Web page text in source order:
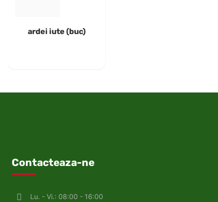
ardei iute (buc)
Contacteaza-ne
Lu. - Vi.: 08:00 - 16:00